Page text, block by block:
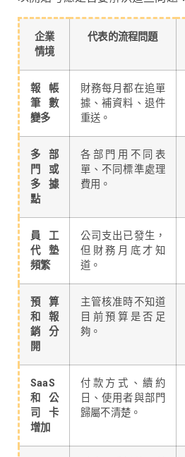
企業
情境
代表的流程問題
報帳
筆數
變多
財務每月都在追單
據、補資料、退件
重送。
多部
門或
多據
點
各部門用不同表
單、不同標準處理
費用。
員工
代墊
頻繁
公司支出已發生，
但財務月底才知
道。
預算
和報
銷分
開
主管核准時不知道
目前預算是否足
夠。
SaaS
和公
司卡
增加
付款方式、續約
日、使用者與部門
歸屬不清楚。